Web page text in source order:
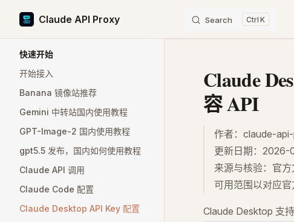
Skip to content
Claude API Proxy Search K
快速开始
开始接入
Banana 镜像站推荐
Gemini 中转站国内使用教程
GPT-Image-2 国内使用教程
gpt5.5 发布，国内如何使用教程
Claude API 调用
Claude Code 配置
Claude Desktop API Key 配置
Claude
容 API
作者：claude-
更新日期：2026-
来源与核验：官
可用范围以对应官
Claude Desktop 支